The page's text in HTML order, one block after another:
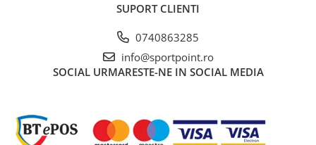
SUPORT CLIENTI
0740863285
info@sportpoint.ro
SOCIAL URMARESTE-NE IN SOCIAL MEDIA